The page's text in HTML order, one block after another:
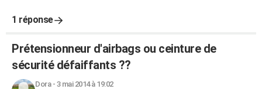
1 réponse
Prétensionneur d'airbags ou ceinture de
sécurité défaiffants ??
Dora- 3 mai 2014 à 19:02